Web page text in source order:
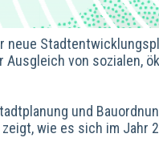
neue
von sozialen,
und
wie es sich im Jahr